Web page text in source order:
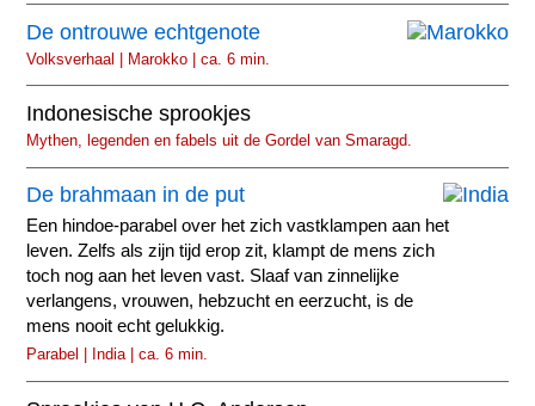
De ontrouwe echtgenote
Volksverhaal | Marokko | ca. 6 min.
Indonesische sprookjes
Mythen, legenden en fabels uit de Gordel van Smaragd.
De brahmaan in de put
Een hindoe-parabel over het zich vastklampen aan het
leven. Zelfs als zijn tijd erop zit, klampt de mens zich
toch nog aan het leven vast. Slaaf van zinnelijke
verlangens, vrouwen, hebzucht en eerzucht, is de
mens nooit echt gelukkig.
Parabel | India | ca. 6 min.